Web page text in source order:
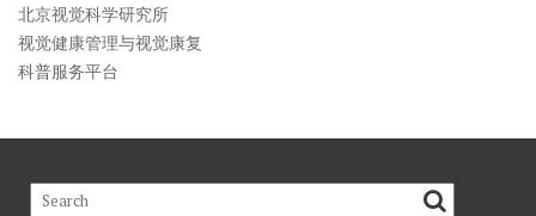
北京视觉科学研究所
视觉健康管理与视觉康复
科普服务平台